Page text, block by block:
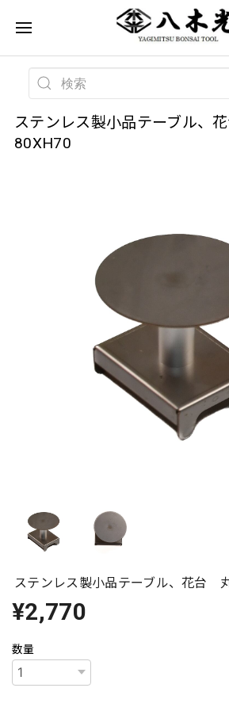
ステンレス製小品テーブル
80XH70
ステンレス製小品テーブル、花
¥2,770
数量